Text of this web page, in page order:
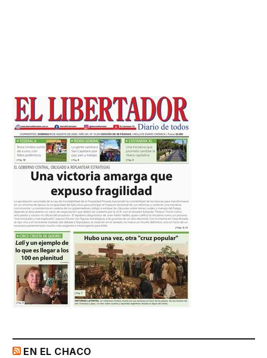
EN EL CHACO